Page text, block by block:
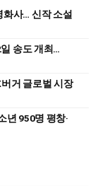
화사… 신작 소설
송도 개최…
거 글로벌 시장
년 950명 평창·